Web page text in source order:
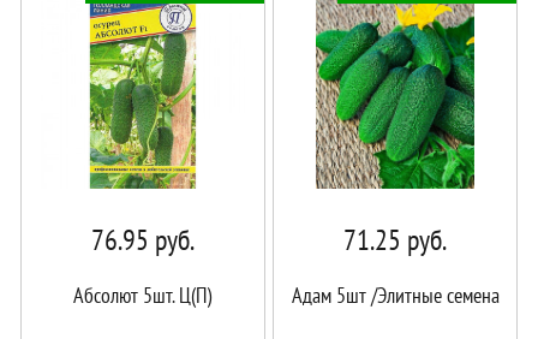
корзине!
76.95 руб.
Абсолют 5шт. Ц(П)
71.25 руб.
Адам 5шт /Элитные семена